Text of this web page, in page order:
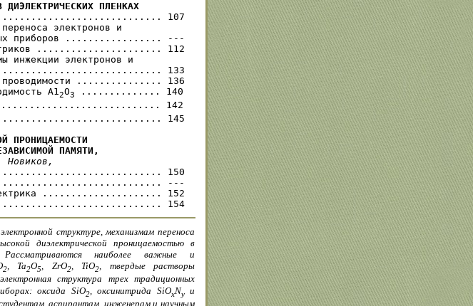
ПЛЕНКАХ
107
электронов и
приборов ................. ---
...................... 112
инжекции электронов и
133
проводимости ............... 136
А12О3
.............. 140
142
145
ПРОНИЦАЕМОСТИ
ПАМЯТИ,
Новиков,
150
---
..................... 152
Литература к главе 6 .......................................... 154
структуре, механизмам переноса
диэлектрической проницаемостью в
наиболее важные и
2, Ta2O5, ZrO2, TiO2, твердые растворы
структура трех традиционных
оксида SiO2, оксинитрида SiOxNyи
аспирантам, инженерам и научным